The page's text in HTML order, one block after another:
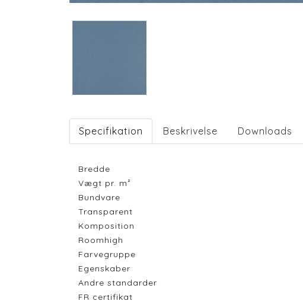
Specifikation Beskrivelse Downloads
Bredde
Vægt pr. m²
Bundvare
Transparent
Komposition
Roomhigh
Farvegruppe
Egenskaber
Andre standarder
FR certifikat